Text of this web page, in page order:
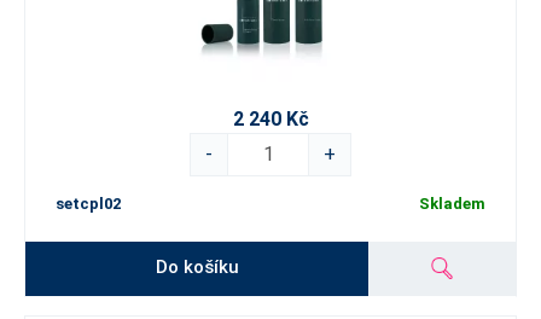
2 240 Kč
-
+
setcpl02 Skladem
Do košíku